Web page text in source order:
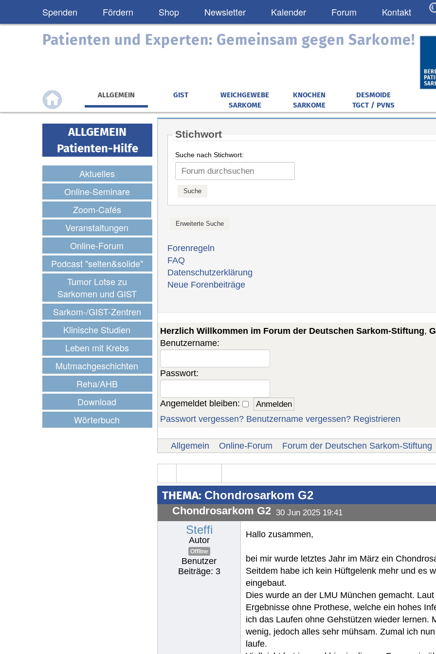
Spenden Fördern Shop Newsletter Kalender Forum Kontakt
Patienten und Experten: Gemeinsam gegen Sarkome!
ALLGEMEIN GIST
WEICHGEWEBE
SARKOME
KNOCHEN
SARKOME
DESMOIDE
TGCT / PVNS
ALLGEMEIN
Patienten-Hilfe
Aktuelles
Online-Seminare
Zoom-Cafés
Veranstaltungen
Online-Forum
Podcast "selten&solide"
Tumor Lotse zu
Sarkomen und GIST
Sarkom-/GIST-Zentren
Klinische Studien
Leben mit Krebs
Mutmachgeschichten
Reha/AHB
Download
Wörterbuch
Stichwort
Suche nach Stichwort:
Forenregeln
FAQ
Datenschutzerklärung
Neue Forenbeiträge
Herzlich Willkommen im Forum der Deutschen Sarkom-Stiftung,
Benutzername:
Passwort:
Angemeldet bleiben:
Passwort vergessen? Benutzername vergessen? Registrieren
Allgemein Online-Forum Forum der Deutschen Sarkom-Stiftung
THEMA: Chondrosarkom G2
Chondrosarkom G2 30 Jun 2025 19:41
Steffi
Autor
Offline
Benutzer
Beiträge: 3
Hallo zusammen,
bei mir wurde letztes Jahr im März ein
Seitdem habe ich kein Hüftgelenk mehr und es
eingebaut.
Dies wurde an der LMU München gemacht.
Ergebnisse ohne Prothese, welche ein hohes
ich das Laufen ohne Gehstützen wieder lernen.
wenig, jedoch alles sehr mühsam. Zumal ich
laufe.